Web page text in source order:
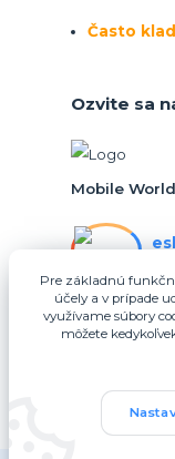
Často
Ozvite sa
Mobile World
Pre základnú
účely a v prípade
využívame súbory
môžete